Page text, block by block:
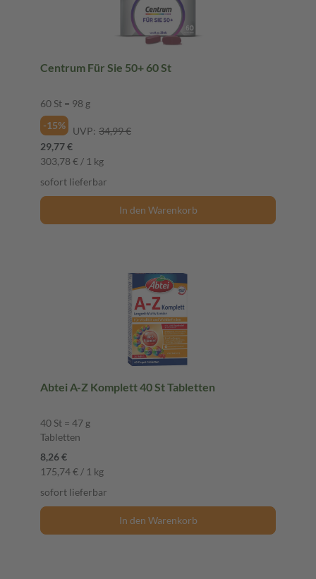
Centrum Für Sie 50+ 60 St
60 St = 98 g
-15%
UVP: 34,99 €
29,77 €
303,78 € / 1 kg
sofort lieferbar
In den Warenkorb
Abtei A-Z Komplett 40 St Tabletten
40 St = 47 g
Tabletten
8,26 €
175,74 € / 1 kg
sofort lieferbar
In den Warenkorb